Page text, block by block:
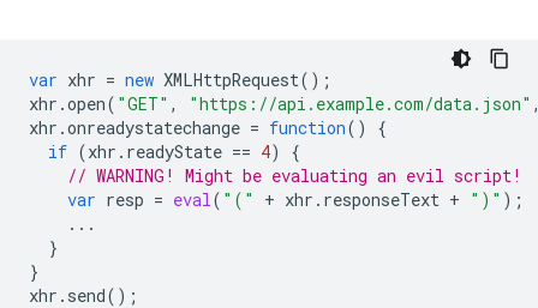
var xhr = new XMLHttpRequest();
xhr .open( "GET" , "https://api.example.com/data.json"
xhr .onreadystatechange = function()
{
if (xhr . readyState == 4)
{
// WARNING! Might be evaluating an evil script!
var resp = eval( "(" + xhr . responseText + ")" );
...
}
}
xhr . send();